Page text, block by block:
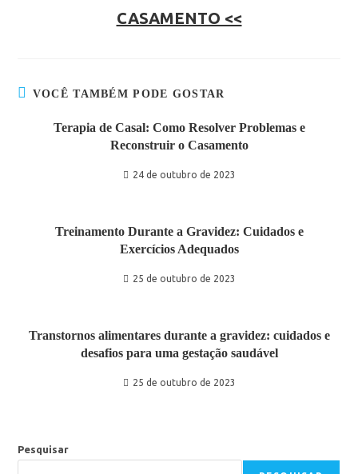
CASAMENTO <<
VOCÊ TAMBÉM PODE GOSTAR
Terapia de Casal: Como Resolver Problemas e
Reconstruir o Casamento
24 de outubro de 2023
Treinamento Durante a Gravidez: Cuidados e
Exercícios Adequados
25 de outubro de 2023
Transtornos alimentares durante a gravidez: cuidados e
desafios para uma gestação saudável
25 de outubro de 2023
Pesquisar